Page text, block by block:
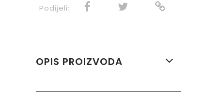
Podijeli:
OPIS PROIZVODA